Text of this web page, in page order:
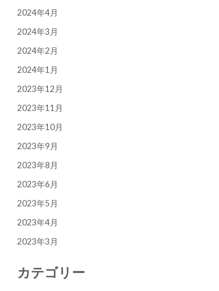
2024年4月
2024年3月
2024年2月
2024年1月
2023年12月
2023年11月
2023年10月
2023年9月
2023年8月
2023年6月
2023年5月
2023年4月
2023年3月
カテゴリー